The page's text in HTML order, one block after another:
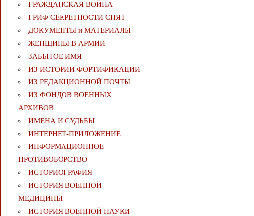
ГРАЖДАНСКАЯ ВОЙНА
ГРИФ СЕКРЕТНОСТИ СНЯТ
ДОКУМЕНТЫ и МАТЕРИАЛЫ
ЖЕНЩИНЫ В АРМИИ
ЗАБЫТОЕ ИМЯ
ИЗ ИСТОРИИ ФОРТИФИКАЦИИ
ИЗ РЕДАКЦИОННОЙ ПОЧТЫ
ИЗ ФОНДОВ ВОЕННЫХ
АРХИВОВ
ИМЕНА И СУДЬБЫ
ИНТЕРНЕТ-ПРИЛОЖЕНИЕ
ИНФОРМАЦИОННОЕ
ПРОТИВОБОРСТВО
ИСТОРИОГРАФИЯ
ИСТОРИЯ ВОЕННОЙ
МЕДИЦИНЫ
ИСТОРИЯ ВОЕННОЙ НАУКИ